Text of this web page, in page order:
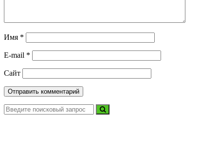
Имя *
E-mail *
Сайт